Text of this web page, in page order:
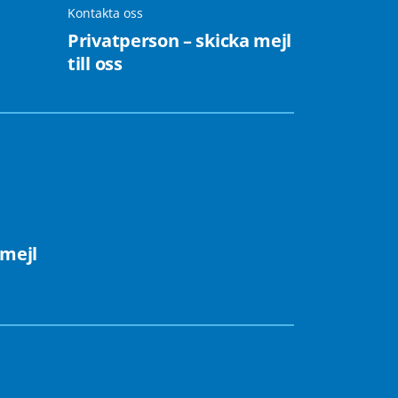
Kontakta oss
Privatperson – skicka mejl
till oss